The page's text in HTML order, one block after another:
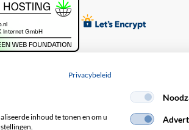
Privacybeleid
inhoud te tonen en om u